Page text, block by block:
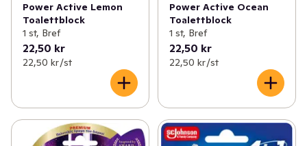
Power Active Lemon
Toalettblock
1 st, Bref
22,50 kr
22,50 kr /st
Power Active Ocean
Toalettblock
1 st, Bref
22,50 kr
22,50 kr /st